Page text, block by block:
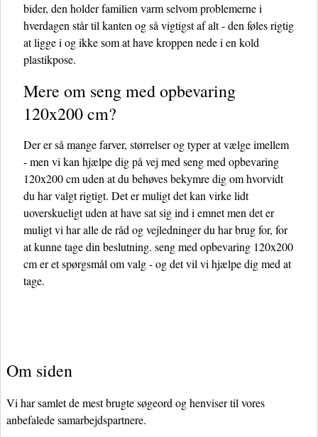
bider, den holder familien varm selvom problemerne i
hverdagen står til kanten og så vigtigst af alt - den føles rigtig
at ligge i og ikke som at have kroppen nede i en kold
plastikpose.
Mere om seng med opbevaring
120x200 cm?
Der er så mange farver, størrelser og typer at vælge imellem
- men vi kan hjælpe dig på vej med seng med opbevaring
120x200 cm uden at du behøves bekymre dig om hvorvidt
du har valgt rigtigt. Det er muligt det kan virke lidt
uoverskueligt uden at have sat sig ind i emnet men det er
muligt vi har alle de råd og vejledninger du har brug for, for
at kunne tage din beslutning. seng med opbevaring 120x200
cm er et spørgsmål om valg - og det vil vi hjælpe dig med at
tage.
Om siden
Vi har samlet de mest brugte søgeord og henviser til vores
anbefalede samarbejdspartnere.